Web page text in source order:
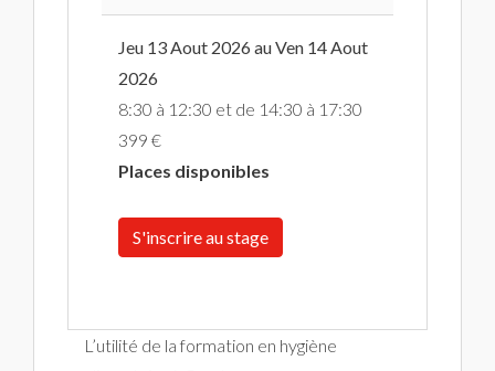
Jeu 13 Aout 2026 au Ven 14 Aout
2026
8:30 à 12:30 et de 14:30 à 17:30
399 €
Places disponibles
S'inscrire au stage
L’utilité de la formation en hygiène